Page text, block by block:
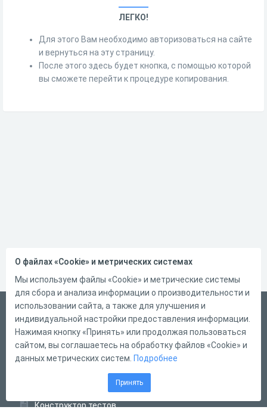
ЛЕГКО!
Для этого Вам необходимо авторизоваться на сайте
и вернуться на эту страницу.
После этого здесь будет кнопка, с помощью которой
вы сможете перейти к процедуре копирования.
Русский
Справка
Форма обратной связи
Конструктор тестов
О файлах «Cookie» и метрических системах
Мы используем файлы «Cookie» и метрические системы
для сбора и анализа информации о производительности и
использовании сайта, а также для улучшения и
индивидуальной настройки предоставления информации.
Нажимая кнопку «Принять» или продолжая пользоваться
сайтом, вы соглашаетесь на обработку файлов «Cookie» и
данных метрических систем. Подробнее
Принять